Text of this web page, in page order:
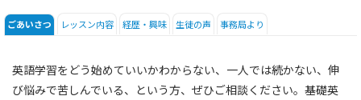
ごあいさつ レッスン内容 経歴・興味 生徒の声 事務局より
英語学習をどう始めていいかわからない、一人では続かない、伸
び悩みで苦しんでいる、という方、ぜひご相談ください。基礎英